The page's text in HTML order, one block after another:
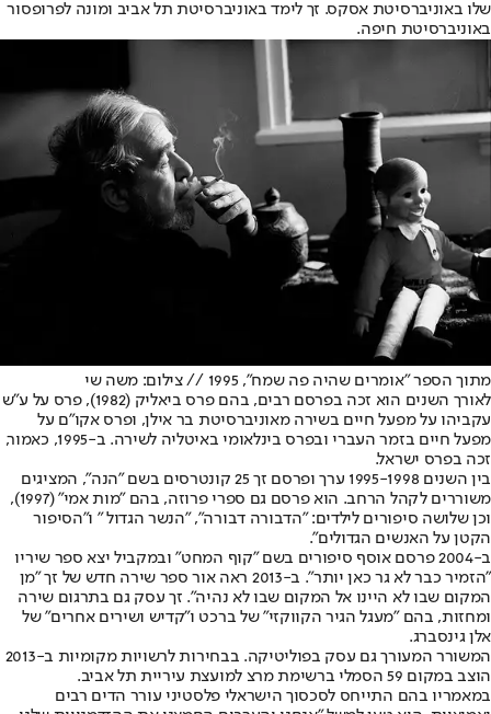
שלו באוניברסיטת אסקס. זך לימד באוניברסיטת תל אביב ומונה לפרופסור
באוניברסיטת חיפה.
מתוך הספר "אומרים שהיה פה שמח", 1995 // צילום: משה שי
לאורך השנים הוא זכה בפרסם רבים, בהם פרס ביאליק (1982), פרס על ע"ש
עקביהו על מפעל חיים בשירה מאוניברסיטת בר אילן, ופרס אקו"ם על
מפעל חיים בזמר העברי ובפרס בינלאומי באיטליה לשירה. ב-1995, כאמור,
זכה בפרס ישראל.
בין השנים 1995-1998 ערך ופרסם זך 25 קונטרסים בשם "הנה", המציגים
משוררים לקהל הרחב. הוא פרסם גם ספרי פרוזה, בהם "מות אמי" (1997),
וכן שלושה סיפורים לילדים: "הדבורה דבורה", "הנשר הגדול " ו"הסיפור
הקטן על האנשים הגדולים".
ב-2004 פרסם אוסף סיפורים בשם "קוף המחט" ובמקביל יצא ספר שיריו
"הזמיר כבר לא גר כאן יותר". ב-2013 ראה אור ספר שירה חדש של זך "מן
המקום שבו לא היינו אל המקום שבו לא נהיה". זך עסק גם בתרגום שירה
ומחזות, בהם "מעגל הגיר הקווקזי" של ברכט ו"קדיש ושירים אחרים" של
אלן גינסברג.
המשורר המעורך גם עסק בפוליטיקה. בבחירות לרשויות מקומיות ב-2013
הוצב במקום 59 הסמלי ברשימת מרצ למועצת עיריית תל אביב.
במאמריו בהם התייחס לסכסוך הישראלי פלסטיני עורר הדים רבים